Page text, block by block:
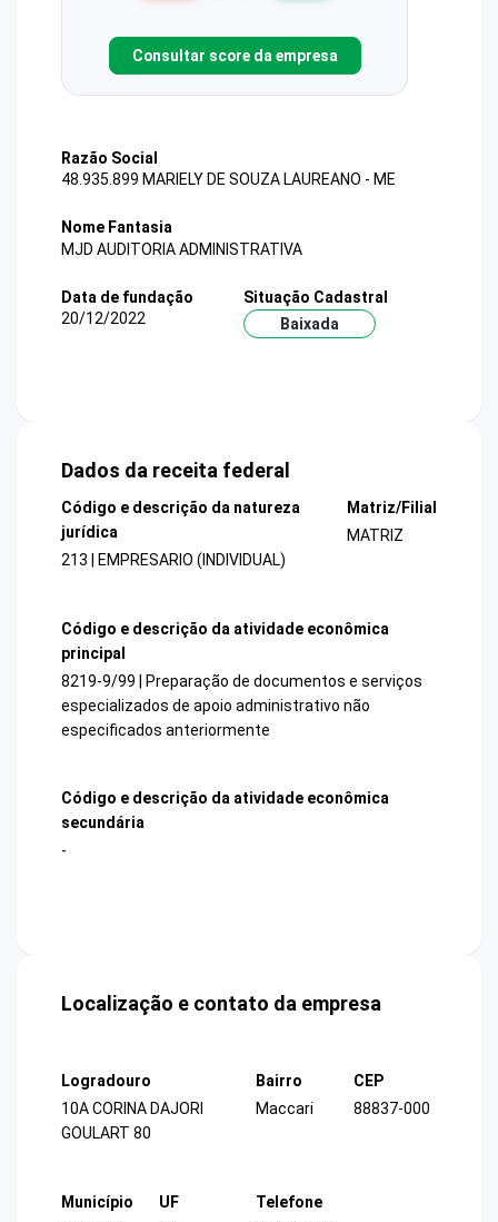
Consultar score da empresa
Razão Social
48.935.899 MARIELY DE SOUZA LAUREANO - ME
Nome Fantasia
MJD AUDITORIA ADMINISTRATIVA
Data de fundação
20/12/2022
Situação Cadastral
Baixada
Dados da receita federal
Código e descrição da natureza
jurídica
213 | EMPRESARIO (INDIVIDUAL)
Matriz/Filial
MATRIZ
Código e descrição da atividade econômica
principal
8219-9/99 | Preparação de documentos e serviços
especializados de apoio administrativo não
especificados anteriormente
Código e descrição da atividade econômica
secundária
-
Localização e contato da empresa
Logradouro
10A CORINA DAJORI
GOULART 80
Bairro
Maccari
CEP
88837-000
Município
UF
Telefone